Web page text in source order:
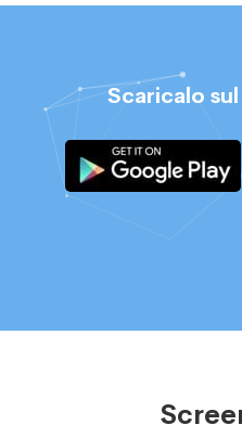
Scaricalo